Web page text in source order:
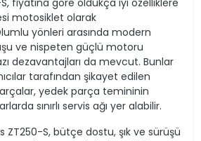
motosiklet olarak
yönleri arasında modern
ve nispeten güçlü motoru
dezavantajları da mevcut. Bunlar
tarafından şikayet edilen
yedek parça temininin
sınırlı servis ağı yer alabilir.
ZT250-S, bütçe dostu, şık ve sürüşü